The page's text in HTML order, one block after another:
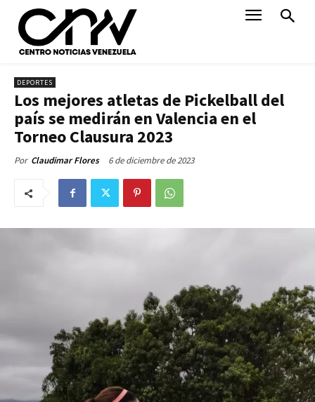
DEPORTES
Los mejores atletas de Pickelball del
país se medirán en Valencia en el
Torneo Clausura 2023
Por Claudimar Flores 6 de diciembre de 2023